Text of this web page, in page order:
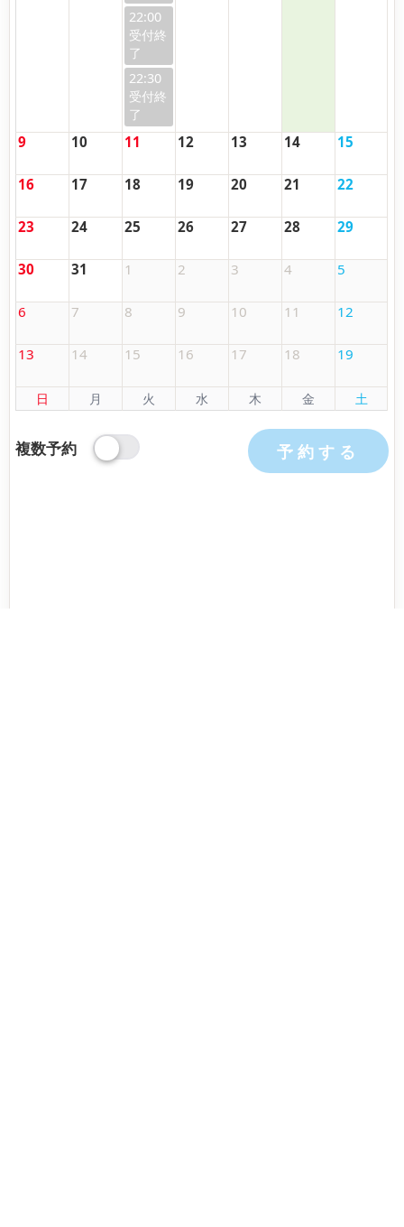
22:00
22:30
9 10 11 12 13 14 15
16 17 18 19 20 21 22
23 24 25 26 27 28 29
30 31 1 2 3 4 5
6 7 8 9 10 11 12
13 14 15 16 17 18 19
日 月 火 水 木 金 土
複数予約 予約する